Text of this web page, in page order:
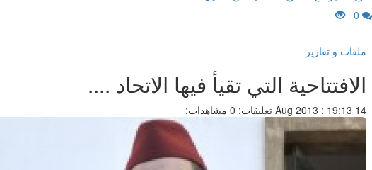
ملفات و تقارير
الافتتاحية التي تقيأ فيها الاتحاد ....
14 Aug 2013 : 19:13 تعليقات: 0 مشاهدات: